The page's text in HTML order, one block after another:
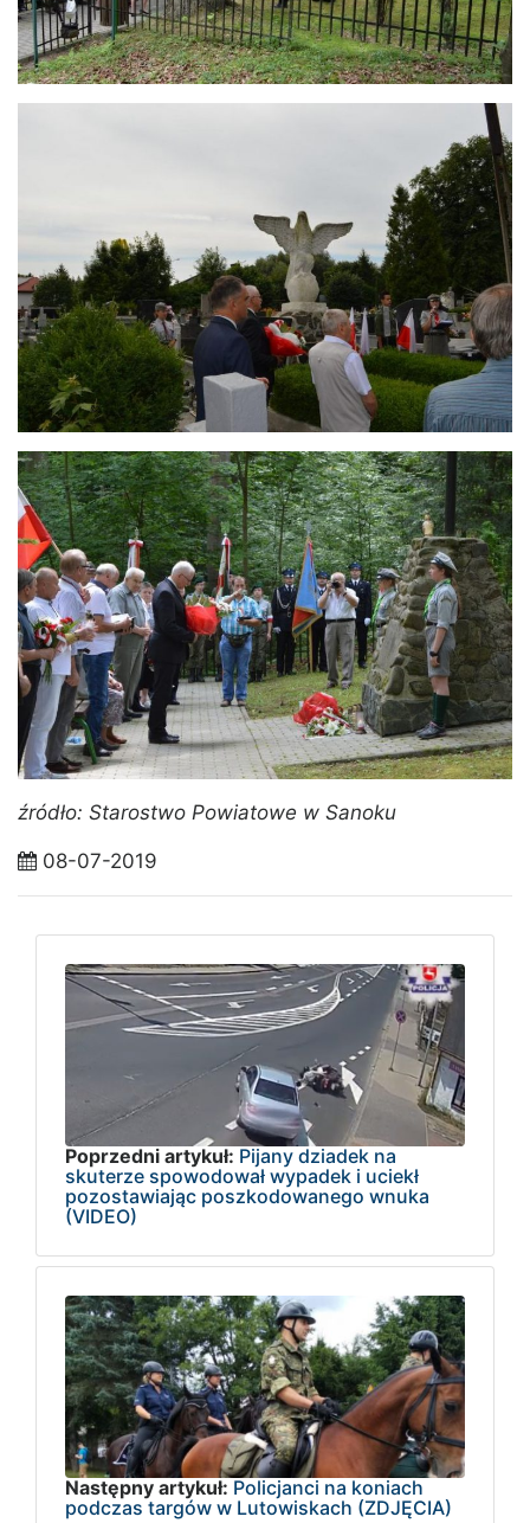
źródło: Starostwo Powiatowe w Sanoku
08-07-2019
Poprzedni artykuł: Pijany dziadek na
skuterze spowodował wypadek i uciekł
pozostawiając poszkodowanego wnuka
(VIDEO)
Następny artykuł: Policjanci na koniach
podczas targów w Lutowiskach (ZDJĘCIA)